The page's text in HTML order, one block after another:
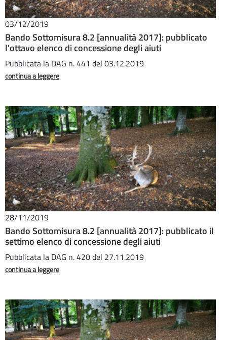
03/12/2019
Bando Sottomisura 8.2 [annualità 2017]: pubblicato
l'ottavo elenco di concessione degli aiuti
Pubblicata la DAG n. 441 del 03.12.2019
continua a leggere
28/11/2019
Bando Sottomisura 8.2 [annualità 2017]: pubblicato il
settimo elenco di concessione degli aiuti
Pubblicata la DAG n. 420 del 27.11.2019
continua a leggere